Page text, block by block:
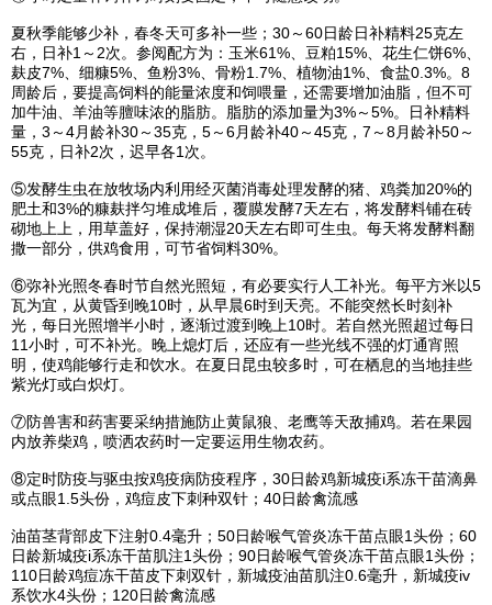
夏秋季能够少补，春冬天可多补一些；30～60日龄日补精料25克左
右，日补1～2次。参阅配方为：玉米61%、豆粕15%、花生仁饼6%、
麸皮7%、细糠5%、鱼粉3%、骨粉1.7%、植物油1%、食盐0.3%。8
周龄后，要提高饲料的能量浓度和饲喂量，还需要增加油脂，但不可
加牛油、羊油等膻味浓的脂肪。脂肪的添加量为3%～5%。日补精料
量，3～4月龄补30～35克，5～6月龄补40～45克，7～8月龄补50～
55克，日补2次，迟早各1次。
⑤发酵生虫在放牧场内利用经灭菌消毒处理发酵的猪、鸡粪加20%的
肥土和3%的糠麸拌匀堆成堆后，覆膜发酵7天左右，将发酵料铺在砖
砌地上上，用草盖好，保持潮湿20天左右即可生虫。每天将发酵料翻
撒一部分，供鸡食用，可节省饲料30%。
⑥弥补光照冬春时节自然光照短，有必要实行人工补光。每平方米以5
瓦为宜，从黄昏到晚10时，从早晨6时到天亮。不能突然长时刻补
光，每日光照增半小时，逐渐过渡到晚上10时。若自然光照超过每日
11小时，可不补光。晚上熄灯后，还应有一些光线不强的灯通宵照
明，使鸡能够行走和饮水。在夏日昆虫较多时，可在栖息的当地挂些
紫光灯或白炽灯。
⑦防兽害和药害要采纳措施防止黄鼠狼、老鹰等天敌捕鸡。若在果园
内放养柴鸡，喷洒农药时一定要运用生物农药。
⑧定时防疫与驱虫按鸡疫病防疫程序，30日龄鸡新城疫i系冻干苗滴鼻
或点眼1.5头份，鸡痘皮下刺种双针；40日龄禽流感
油苗茎背部皮下注射0.4毫升；50日龄喉气管炎冻干苗点眼1头份；60
日龄新城疫i系冻干苗肌注1头份；90日龄喉气管炎冻干苗点眼1头份；
110日龄鸡痘冻干苗皮下刺双针，新城疫油苗肌注0.6毫升，新城疫iv
系饮水4头份；120日龄禽流感